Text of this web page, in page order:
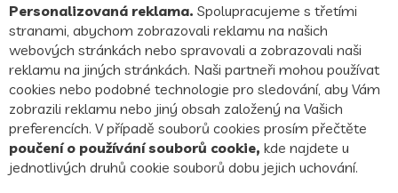
Personalizovaná reklama. Spolupracujeme s třetími
stranami, abychom zobrazovali reklamu na našich
webových stránkách nebo spravovali a zobrazovali naši
reklamu na jiných stránkách. Naši partneři mohou používat
cookies nebo podobné technologie pro sledování, aby Vám
zobrazili reklamu nebo jiný obsah založený na Vašich
preferencích. V případě souborů cookies prosím přečtěte
poučení o používání souborů cookie, kde najdete u
jednotlivých druhů cookie souborů dobu jejich uchování.